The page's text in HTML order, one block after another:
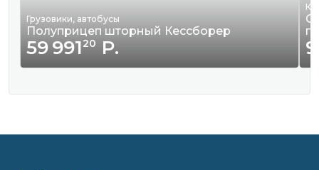
Грузовики, автобусы
Полуприцеп шторный Кессборер
59 99120Р.